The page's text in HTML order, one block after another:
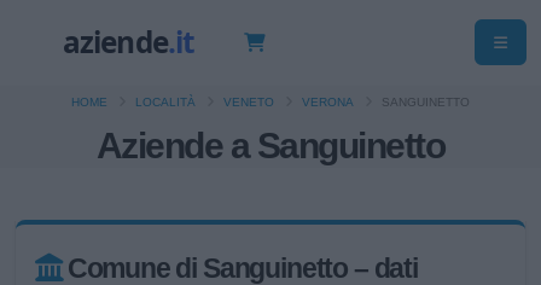
Aziende a Sanguinetto
HOME LOCALITÀ VENETO VERONA SANGUINETTO
Comune di Sanguinetto – dati